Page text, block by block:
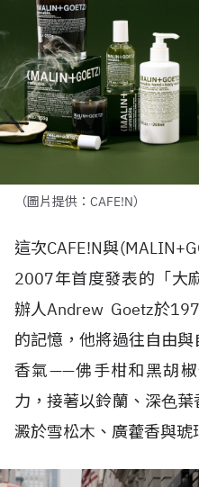
（圖片提供：CAFE!N）
這次CAFE!N與
2007年首度發表的「大
辦⼈Andrew Goetz於
的記憶，他將過往⾃由
香氣——佛手柑和黑胡
力，接著以鈴蘭、深⾊
澱於雪松⽊、廣藿香與琥